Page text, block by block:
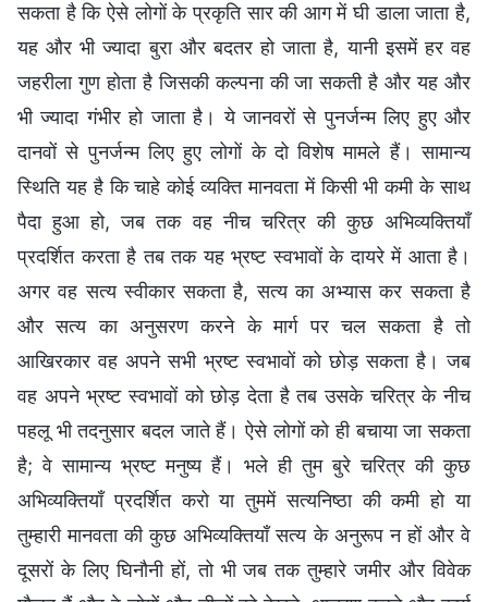
सकता है कि ऐसे लोगों के प्रकृति सार की आग में घी डाला जाता है,
यह और भी ज्यादा बुरा और बदतर हो जाता है, यानी इसमें हर वह
जहरीला गुण होता है जिसकी कल्पना की जा सकती है और यह और
भी ज्यादा गंभीर हो जाता है। ये जानवरों से पुनर्जन्म लिए हुए और
दानवों से पुनर्जन्म लिए हुए लोगों के दो विशेष मामले हैं। सामान्य
स्थिति यह है कि चाहे कोई व्यक्ति मानवता में किसी भी कमी के साथ
पैदा हुआ हो, जब तक वह नीच चरित्र की कुछ अभिव्यक्तियाँ
प्रदर्शित करता है तब तक यह भ्रष्ट स्वभावों के दायरे में आता है।
अगर वह सत्य स्वीकार सकता है, सत्य का अभ्यास कर सकता है
और सत्य का अनुसरण करने के मार्ग पर चल सकता है तो
आखिरकार वह अपने सभी भ्रष्ट स्वभावों को छोड़ सकता है। जब
वह अपने भ्रष्ट स्वभावों को छोड़ देता है तब उसके चरित्र के नीच
पहलू भी तदनुसार बदल जाते हैं। ऐसे लोगों को ही बचाया जा सकता
है; वे सामान्य भ्रष्ट मनुष्य हैं। भले ही तुम बुरे चरित्र की कुछ
अभिव्यक्तियाँ प्रदर्शित करो या तुममें सत्यनिष्ठा की कमी हो या
तुम्हारी मानवता की कुछ अभिव्यक्तियाँ सत्य के अनुरूप न हों और वे
दूसरों के लिए घिनौनी हों, तो भी जब तक तुम्हारे जमीर और विवेक